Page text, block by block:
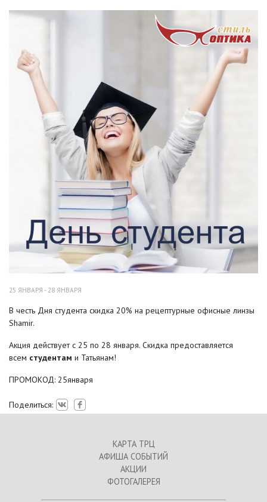
25 ЯНВАРЯ - 28 ЯНВАРЯ
В честь Дня студента скидка 20% на рецептурные офисные линзы
Shamir.
Акция действует с 25 по 28 января. Скидка предоставляется
всем студентам и Татьянам!
ПРОМОКОД: 25января
Поделиться:
КАРТА ТРЦ
АФИША СОБЫТИЙ
АКЦИИ
ФОТОГАЛЕРЕЯ